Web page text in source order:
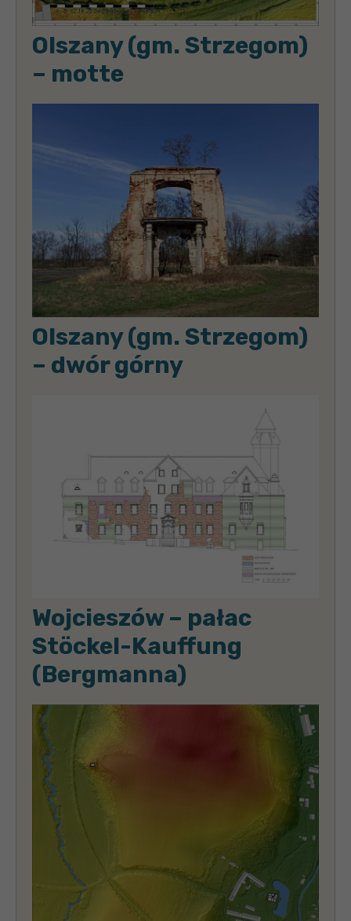
Olszany (gm. Strzegom)
– motte
Olszany (gm. Strzegom)
– dwór górny
Wojcieszów – pałac
Stöckel-Kauffung
(Bergmanna)